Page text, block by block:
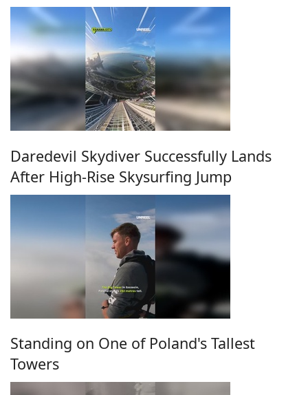
Daredevil Skydiver Successfully Lands
After High-Rise Skysurfing Jump
Standing on One of Poland's Tallest
Towers